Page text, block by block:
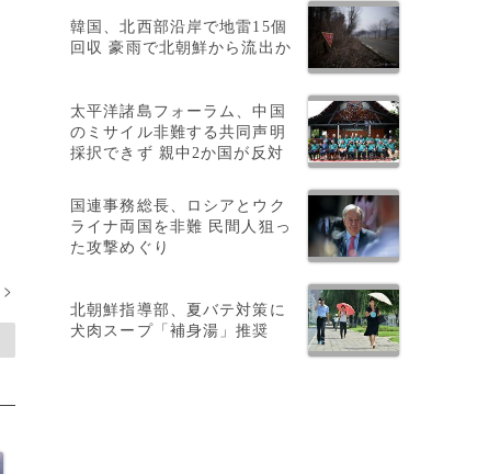
>
韓国、北西部沿岸で地雷15個
回収 豪雨で北朝鮮から流出か
太平洋諸島フォーラム、中国
のミサイル非難する共同声明
採択できず 親中2か国が反対
国連事務総長、ロシアとウク
ライナ両国を非難 民間人狙っ
た攻撃めぐり
北朝鮮指導部、夏バテ対策に
犬肉スープ「補身湯」推奨